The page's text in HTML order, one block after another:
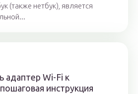
(также нетбук), является
адаптер Wi-Fi к
инструкция